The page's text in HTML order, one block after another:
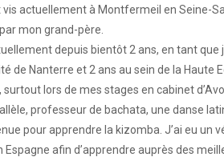
vis actuellement à Montfermeil en Seine-
mon grand-père.
depuis bientôt 2 ans, en tant que
de Nanterre et 2 ans au sein de la
lors de mes stages en cabinet
professeur de bachata, une danse
pour apprendre la kizomba. J’ai eu un
afin d’apprendre auprès des